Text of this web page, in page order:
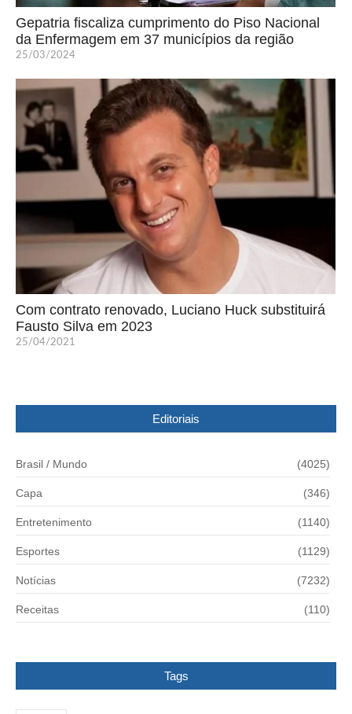
Gepatria fiscaliza cumprimento do Piso Nacional
da Enfermagem em 37 municípios da região
25/03/2024
Com contrato renovado, Luciano Huck substituirá
Fausto Silva em 2023
25/04/2021
Editoriais
Brasil / Mundo (4025)
Capa (346)
Entretenimento (1140)
Esportes (1129)
Notícias (7232)
Receitas (110)
Tags